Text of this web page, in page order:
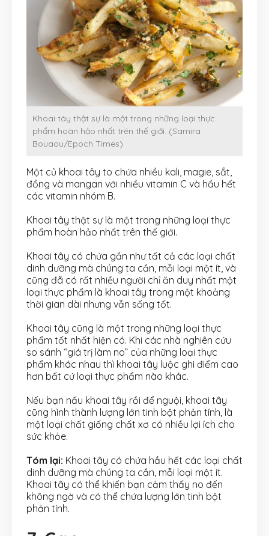
Khoai tây thật sự là một trong những loại thực
phẩm hoàn hảo nhất trên thế giới. (Samira
Bouaou/Epoch Times)
Một củ khoai tây to chứa nhiều kali, magie, sắt,
đồng và mangan với nhiều vitamin C và hầu hết
các vitamin nhóm B.
Khoai tây thật sự là một trong những loại thực
phẩm hoàn hảo nhất trên thế giới.
Khoai tây có chứa gần như tất cả các loại chất
dinh dưỡng mà chúng ta cần, mỗi loại một ít, và
cũng đã có rất nhiều người chỉ ăn duy nhất một
loại thực phẩm là khoai tây trong một khoảng
thời gian dài nhưng vẫn sống tốt.
Khoai tây cũng là một trong những loại thực
phẩm tốt nhất hiện có. Khi các nhà nghiên cứu
so sánh “giá trị làm no” của những loại thực
phẩm khác nhau thì khoai tây luộc ghi điểm cao
hơn bất cứ loại thực phẩm nào khác.
Nếu bạn nấu khoai tây rồi để nguội, khoai tây
cũng hình thành lượng lớn tinh bột phản tính, là
một loại chất giống chất xơ có nhiều lợi ích cho
sức khỏe.
Tóm lại: Khoai tây có chứa hầu hết các loại chất
dinh dưỡng mà chúng ta cần, mỗi loại một ít.
Khoai tây có thể khiến bạn cảm thấy no đến
không ngờ và có thể chứa lượng lớn tinh bột
phản tính.